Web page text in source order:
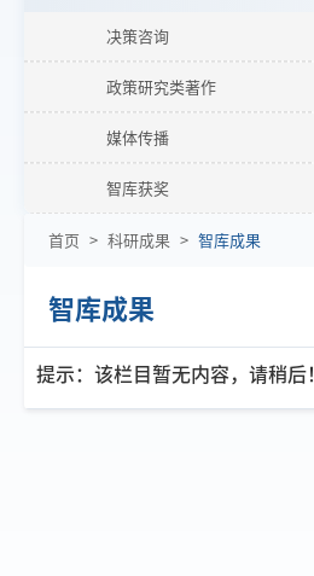
决策咨询
政策研究类著作
媒体传播
智库获奖
首页 > 科研成果 > 智库成果
智库成果
提示：该栏目暂无内容，请稍后！